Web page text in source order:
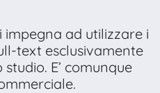
impegna ad utilizzare i
text esclusivamente
E’ comunque